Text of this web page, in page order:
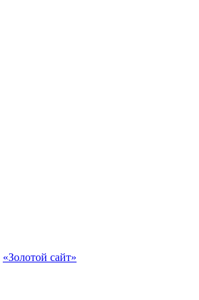
«Золотой сайт»